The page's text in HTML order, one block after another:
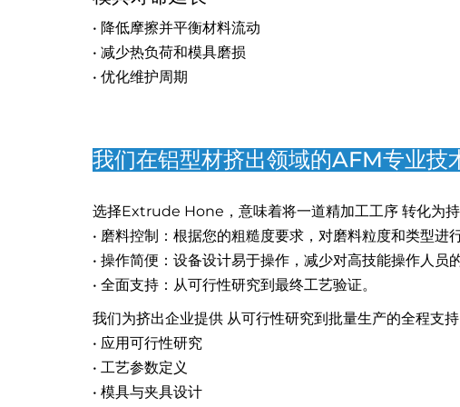
• 降低摩擦并平衡材料流动
• 减少热负荷和模具磨损
• 优化维护周期
我们在铝型材挤出领域的AFM专业
选择Extrude Hone，意味着将一道精加工工序 转化为持
• 磨料控制：根据您的粗糙度要求，对磨料粒度和类型进
• 操作简便：设备设计易于操作，减少对高技能操作人员
• 全面支持：从可行性研究到最终工艺验证。
我们为挤出企业提供 从可行性研究到批量生产的全程支持
• 应用可行性研究
• 工艺参数定义
• 模具与夹具设计